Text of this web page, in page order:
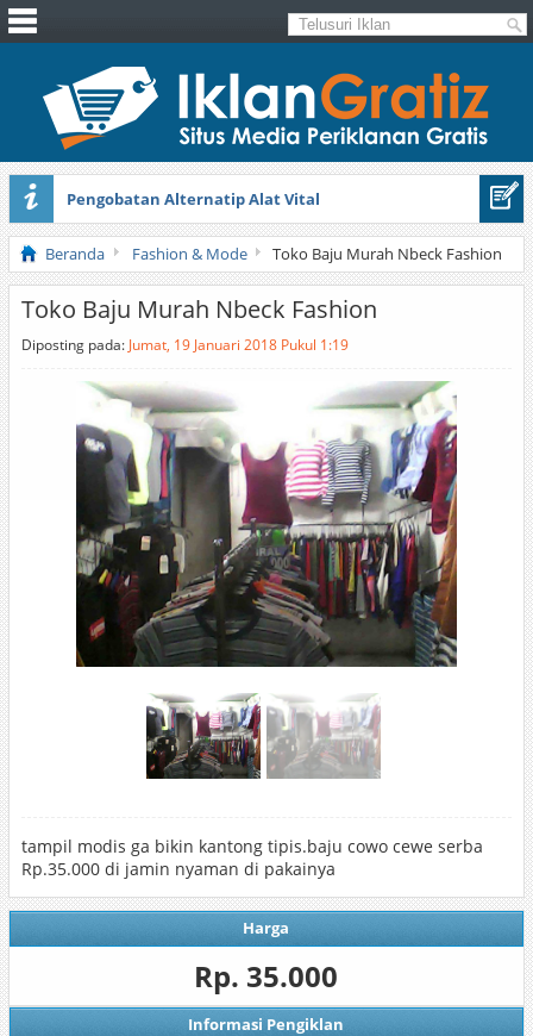
Pengobatan Alternatip Alat Vital
Pita Cantik Pesona
Beranda Fashion & Mode Toko Baju Murah Nbeck Fashion
Toko Baju Murah Nbeck Fashion
Diposting pada: Jumat, 19 Januari 2018 Pukul 1:19
tampil modis ga bikin kantong tipis.baju cowo cewe serba
Rp.35.000 di jamin nyaman di pakainya
Harga
Rp. 35.000
Informasi Pengiklan